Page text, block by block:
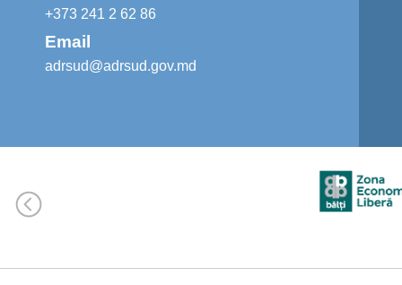
+373 241 2 62 86
Email
adrsud@adrsud.gov.md